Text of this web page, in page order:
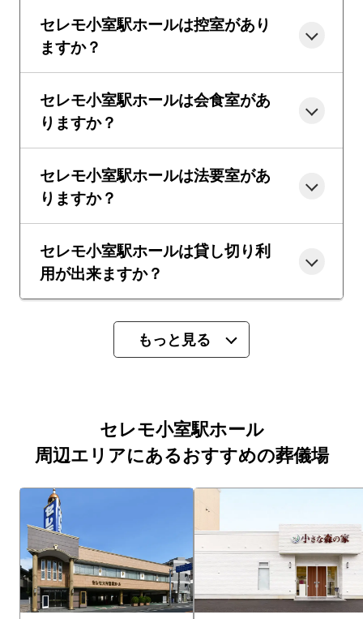
セレモ小室駅ホールは控室があり
ますか？
セレモ小室駅ホールは会食室があ
りますか？
セレモ小室駅ホールは法要室があ
りますか？
セレモ小室駅ホールは貸し切り利
用が出来ますか？
もっと見る
セレモ小室駅ホール
周辺エリアにあるおすすめの葬儀場